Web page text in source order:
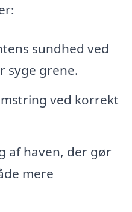
sundhed ved
syge grene.
ved korrekt
af haven, der gør
mere